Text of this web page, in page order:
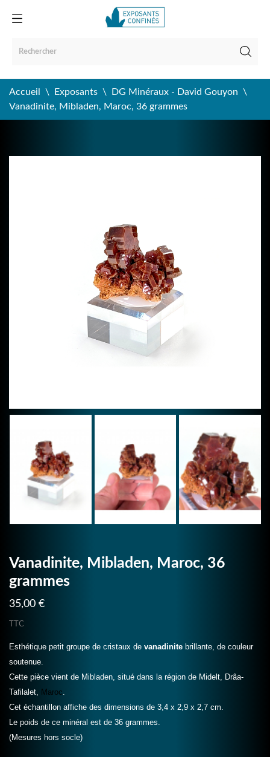
Accueil Exposants
DG Minéraux - David Gouyon
Vanadinite, Mibladen, Maroc, 36 grammes
Vanadinite, Mibladen, Maroc, 36
grammes
35,00 €
TTC
Esthétique petit groupe de cristaux de vanadinite brillante, de couleur
soutenue.
Cette pièce vient de Mibladen, situé dans la région de Midelt, Drâa-
Tafilalet,
Maroc
Cet échantillon affiche des dimensions de 3,4 x 2,9 x 2,7 cm.
Le poids de ce minéral est de 36 grammes.
(Mesures hors socle)